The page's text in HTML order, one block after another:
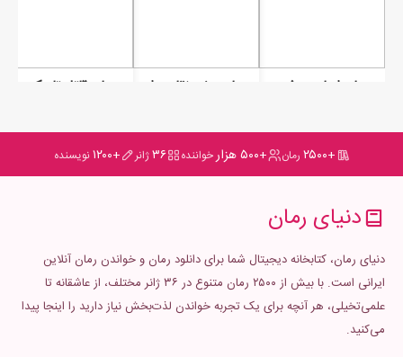
رمان اسارت عشق رمان دختر نقاب دار رمان قاتل تاریکی
+۲۵۰۰ رمان +۵۰۰ هزار خواننده ۳۶ژانر +۱۲۰۰ نویسنده
دنیای رمان
دنیای رمان، کتابخانه دیجیتال شما برای دانلود رمان و خواندن رمان آنلاین
ایرانی است. با بیش از ۲۵۰۰ رمان متنوع در ۳۶ ژانر مختلف، از عاشقانه تا
علمی‌تخیلی، هر آنچه برای یک تجربه خواندن لذت‌بخش نیاز دارید را اینجا پیدا
می‌کنید.